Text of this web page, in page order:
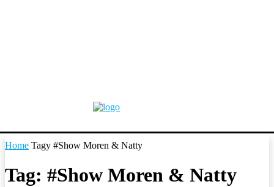
Home Tagy #Show Moren & Natty
Tag: #Show Moren & Natty